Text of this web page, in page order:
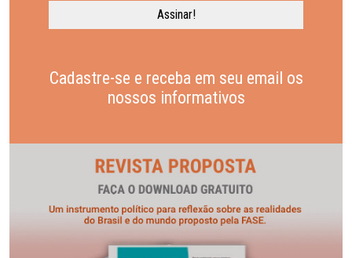
Cadastre-se e receba em seu email os
nossos informativos